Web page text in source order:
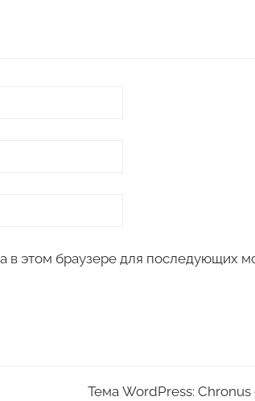
в этом браузере для последующих
Тема WordPress: Chronus